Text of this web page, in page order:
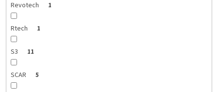
Revotech 1
Rtech 1
S3 11
SCAR 5